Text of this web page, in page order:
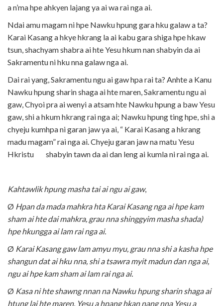
a n’ma hpe ahkyen lajang ya ai wa rai nga ai.
Ndai amu magam ni hpe Nawku hpung gara hku galaw a ta?
Karai Kasang a hkye hkrang la ai kabu gara shiga hpe hkaw
tsun, shachyam shabra ai hte Yesu hkum nan shabyin da ai
Sakramentu ni hku nna galaw nga ai.
Dai rai yang, Sakramentu ngu ai gaw hpa rai ta? Anhte a Kanu
Nawku hpung sharin shaga ai hte maren, Sakramentu ngu ai
gaw, Chyoi pra ai wenyi a atsam hte Nawku hpung a baw Yesu
gaw, shi a hkum hkrang rai nga ai; Nawku hpung ting hpe, shi a
chyeju kumhpa ni garan jaw ya ai, “ Karai Kasang a hkrang
madu magam” rai nga ai. Chyeju garan jaw na matu Yesu
Hkristu shabyin tawn da ai dan leng ai kumla ni rai nga ai.
Kahtawlik hpung masha tai ai ngu ai gaw,
Ø Hpan da mada mahkra hta Karai Kasang nga ai hpe kam
sham ai hte dai mahkra, grau nna shinggyim masha shada)
hpe hkungga ai lam rai nga ai.
Ø Karai Kasang gaw lam amyu myu, grau nna shi a kasha hpe
shangun dat ai hku nna, shi a tsawra myit madun dan nga ai,
ngu ai hpe kam sham ai lam rai nga ai.
Ø Kasa ni hte shawng nnan na Nawku hpung sharin shaga ai
htung lai hte maren, Yesu a hpang hkan nang nna Yesu a